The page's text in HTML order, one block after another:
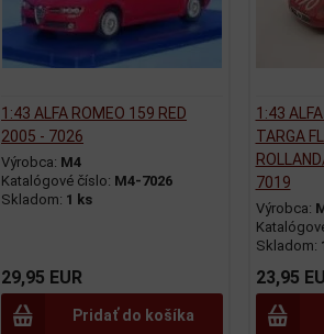
1:43 ALFA ROMEO 159 RED
2005 - 7026
Výrobca: M4
Katalógové číslo: M4-7026
Skladom: 1 ks
29,95 EUR
Pridať do košíka
1:43
TARGA
7019
Výrobca:
Skladom:
23,95